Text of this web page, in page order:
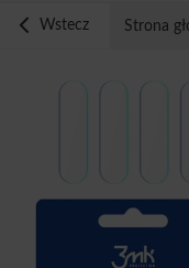
Wstecz Strona